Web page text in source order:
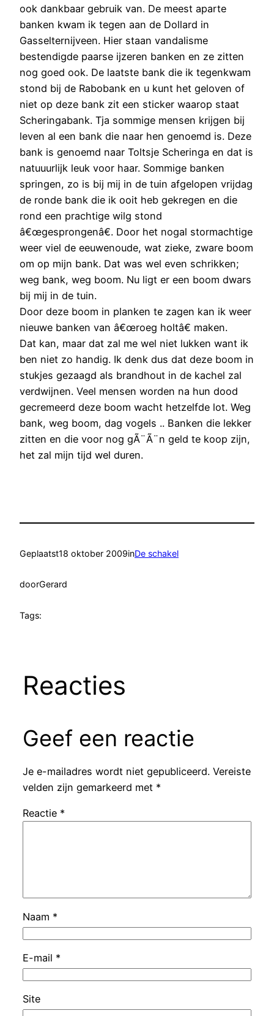
ook dankbaar gebruik van. De meest aparte
banken kwam ik tegen aan de Dollard in
Gasselternijveen. Hier staan vandalisme
bestendigde paarse ijzeren banken en ze zitten
nog goed ook. De laatste bank die ik tegenkwam
stond bij de Rabobank en u kunt het geloven of
niet op deze bank zit een sticker waarop staat
Scheringabank. Tja sommige mensen krijgen bij
leven al een bank die naar hen genoemd is. Deze
bank is genoemd naar Toltsje Scheringa en dat is
natuuurlijk leuk voor haar. Sommige banken
springen, zo is bij mij in de tuin afgelopen vrijdag
de ronde bank die ik ooit heb gekregen en die
rond een prachtige wilg stond
â€œgesprongenâ€. Door het nogal stormachtige
weer viel de eeuwenoude, wat zieke, zware boom
om op mijn bank. Dat was wel even schrikken;
weg bank, weg boom. Nu ligt er een boom dwars
bij mij in de tuin.
Door deze boom in planken te zagen kan ik weer
nieuwe banken van â€œroeg holtâ€ maken.
Dat kan, maar dat zal me wel niet lukken want ik
ben niet zo handig. Ik denk dus dat deze boom in
stukjes gezaagd als brandhout in de kachel zal
verdwijnen. Veel mensen worden na hun dood
gecremeerd deze boom wacht hetzelfde lot. Weg
bank, weg boom, dag vogels .. Banken die lekker
zitten en die voor nog gÃ¨Ã¨n geld te koop zijn,
het zal mijn tijd wel duren.
Geplaatst18 oktober 2009inDe schakel
doorGerard
Tags:
Reacties
Geef een reactie
Je e-mailadres wordt niet gepubliceerd. Vereiste
velden zijn gemarkeerd met *
Reactie *
Naam *
E-mail *
Site